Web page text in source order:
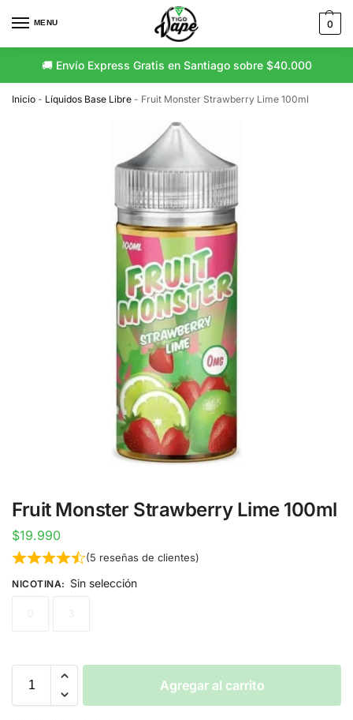
MENU 0
🚚 Envío Express Gratis en Santiago sobre $40.000
Inicio - Líquidos Base Libre - Fruit Monster Strawberry Lime 100ml
Fruit Monster Strawberry Lime 100ml
$19.990
(5 reseñas de clientes)
NICOTINA: Sin selección
Agregar al carrito